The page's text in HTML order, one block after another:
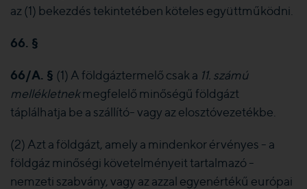
az (1) bekezdés tekintetében köteles együttműködni.
66. §
66/A. § (1) A földgáztermelő csak a 11. számú
mellékletnekmegfelelő minőségű földgázt
táplálhatja be a szállító- vagy az elosztóvezetékbe.
(2) Azt a földgázt, amely a mindenkor érvényes - a
földgáz minőségi követelményeit tartalmazó -
nemzeti szabvány, vagy az azzal egyenértékű európai